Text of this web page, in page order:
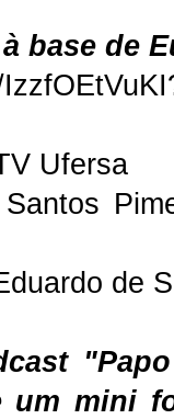
base de
Ufersa
de
um mini